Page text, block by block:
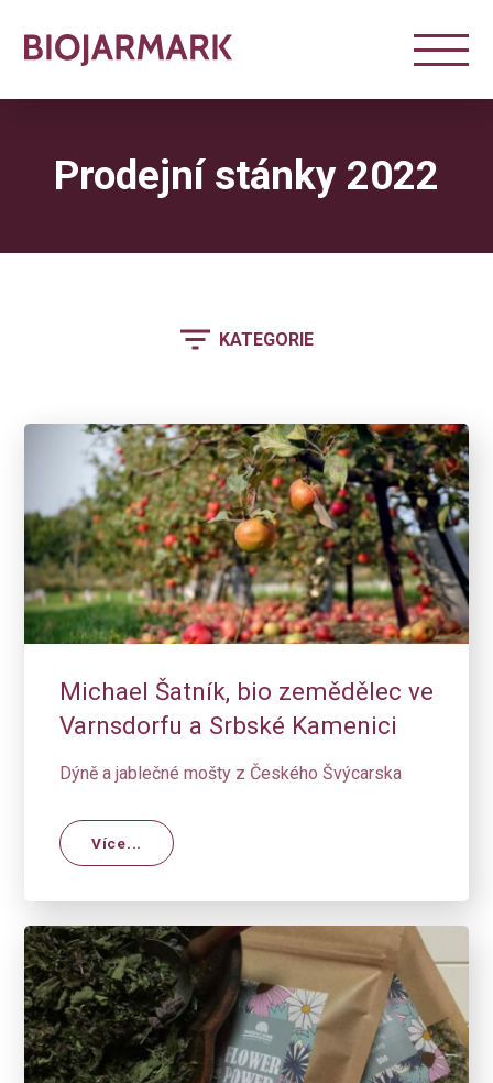
Prodejní stánky 2022
KATEGORIE
Michael Šatník, bio zemědělec ve
Varnsdorfu a Srbské Kamenici
Dýně a jablečné mošty z Českého Švýcarska
Více...